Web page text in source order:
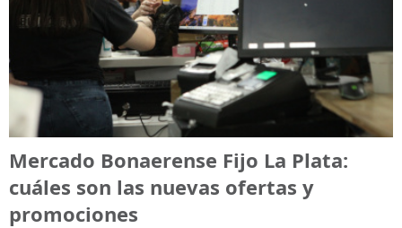
Mercado Bonaerense Fijo La Plata:
cuáles son las nuevas ofertas y
promociones